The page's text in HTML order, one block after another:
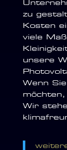
zu
Kosten
viele
unsere
Wenn
Wir